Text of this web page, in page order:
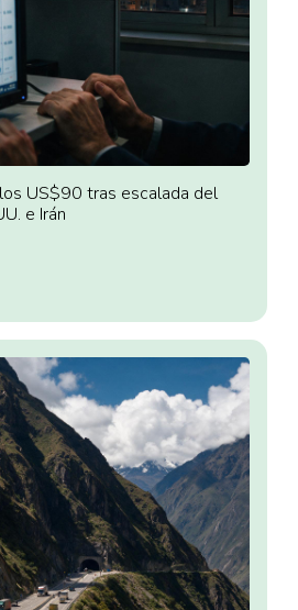
US$90 tras escalada del
e Irán